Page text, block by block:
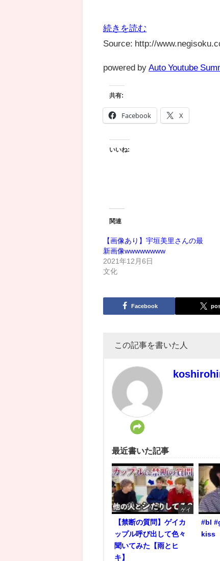
続きを読む
Source: http://
powered by Auto Youtube
共有:
Facebook X
いいね:
関連
【画像あり】宇垣美里さんの最
新画像wwwwwwww
2021年12月6日
文化
Facebook
この記事を書いた人
最近書いた記事
ゲイ
【禁断の質問】ゲイカ
ップル呼び出して色々
聞いてみた【雨とヒ
キ】
#bl
kiss